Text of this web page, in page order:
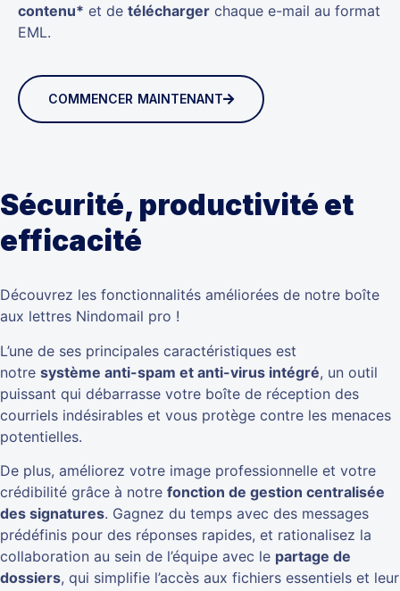
contenu* et de télécharger chaque e-mail au format
EML.
COMMENCER MAINTENANT
Sécurité, productivité et
efficacité
Découvrez les fonctionnalités améliorées de notre boîte
aux lettres Nindomail pro !
L’une de ses principales caractéristiques est
notre système anti-spam et anti-virus intégré, un outil
puissant qui débarrasse votre boîte de réception des
courriels indésirables et vous protège contre les menaces
potentielles.
De plus, améliorez votre image professionnelle et votre
crédibilité grâce à notre fonction de gestion centralisée
des signatures. Gagnez du temps avec des messages
prédéfinis pour des réponses rapides, et rationalisez la
collaboration au sein de l’équipe avec le partage de
dossiers, qui simplifie l’accès aux fichiers essentiels et leur